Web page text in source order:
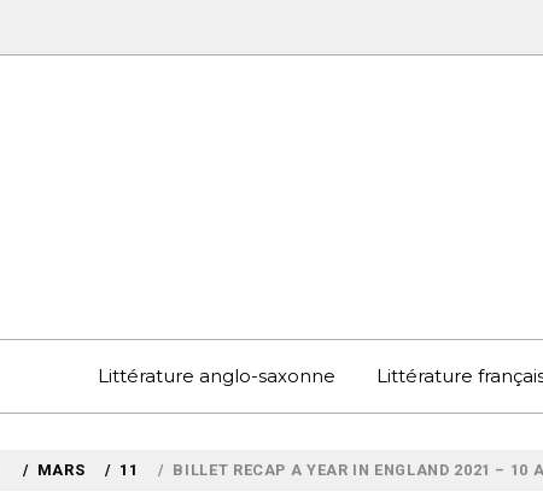
Littérature anglo-saxonne Littérature
MARS 11 BILLET RECAP A YEAR IN ENGLAND 2021 – 10